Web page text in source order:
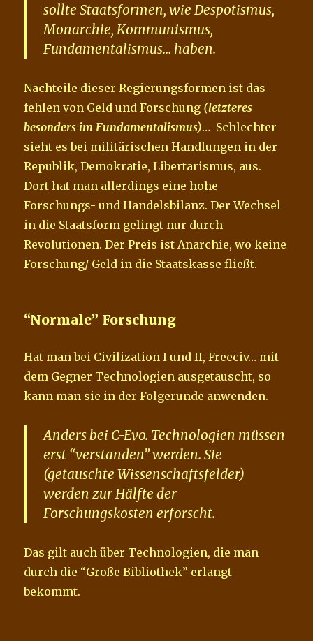
sollte Staatsformen, wie Despotismus,
Monarchie, Kommunismus,
Fundamentalismus… haben.
Nachteile dieser Regierungsformen ist das
fehlen von Geld und Forschung (letzteres
besonders im Fundamentalismus)… Schlechter
sieht es bei militärischen Handlungen in der
Republik, Demokratie, Libertarismus, aus.
Dort hat man allerdings eine hohe
Forschungs- und Handelsbilanz. Der Wechsel
in die Staatsform gelingt nur durch
Revolutionen. Der Preis ist Anarchie, wo keine
Forschung/ Geld in die Staatskasse fließt.
“Normale” Forschung
Hat man bei Civilization I und II, Freeciv… mit
dem Gegner Technologien ausgetauscht, so
kann man sie in der Folgerunde anwenden.
Anders bei C-Evo. Technologien müssen
erst “verstanden” werden. Sie
(getauschte Wissenschaftsfelder)
werden zur Hälfte der
Forschungskosten erforscht.
Das gilt auch über Technologien, die man
durch die “Große Bibliothek” erlangt
bekommt.